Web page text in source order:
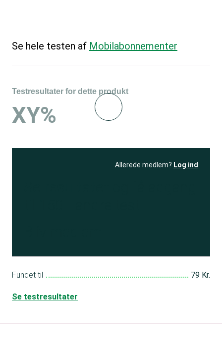
Se hele testen af Mobilabonnementer
Testresultater for dette produkt
XY%
Allerede medlem? Log ind
Fundet til 79 Kr.
Se testresultater